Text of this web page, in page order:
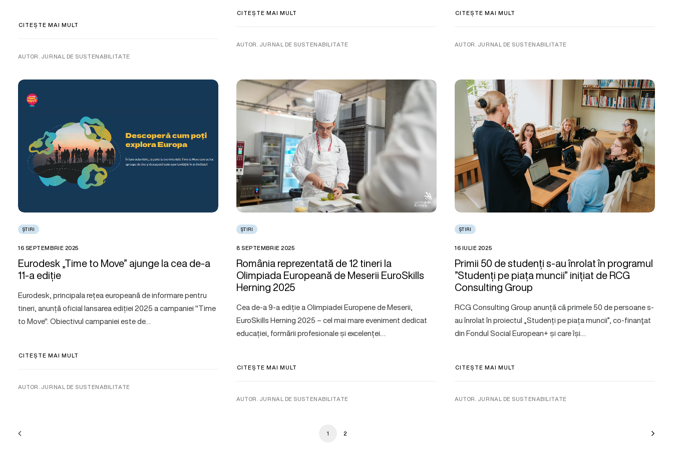
CITEȘTE MAI MULT
AUTOR. JURNAL DE SUSTENABILITATE
CITEȘTE MAI MULT
AUTOR. JURNAL DE SUSTENABILITATE
CITEȘTE MAI MULT
AUTOR. JURNAL DE SUSTENABILITATE
ȘTIRI
16 SEPTEMBRIE 2025
Eurodesk „Time to Move” ajunge la cea de-a
11-a ediție
Eurodesk, principala rețea europeană de informare pentru
tineri, anunță oficial lansarea ediției 2025 a campaniei "Time
to Move". Obiectivul campaniei este de…
CITEȘTE MAI MULT
AUTOR. JURNAL DE SUSTENABILITATE
ȘTIRI
8 SEPTEMBRIE 2025
România reprezentată de 12 tineri la
Olimpiada Europeană de Meserii EuroSkills
Herning 2025
Cea de-a 9-a ediție a Olimpiadei Europene de Meserii,
EuroSkills Herning 2025 – cel mai mare eveniment dedicat
educației, formării profesionale și excelenței…
CITEȘTE MAI MULT
AUTOR. JURNAL DE SUSTENABILITATE
ȘTIRI
16 IULIE 2025
Primii 50 de studenți s-au înrolat în programul
”Studenți pe piața muncii” inițiat de RCG
Consulting Group
RCG Consulting Group anunță că primele 50 de persoane s-
au înrolat în proiectul „Studenți pe piața muncii”, co-finanţat
din Fondul Social European+ și care își…
CITEȘTE MAI MULT
AUTOR. JURNAL DE SUSTENABILITATE
1 2